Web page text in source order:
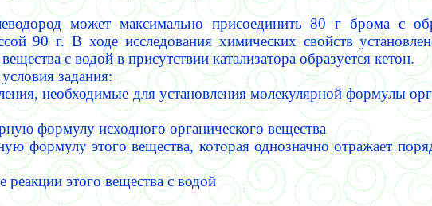
может максимально присоединить 80 г брома с
90 г.В ходе исследования химических свойств
с водой в присутствии катализатора образуется кетон.
задания:
необходимые для установления молекулярной формулы
формулу исходного органического вещества
формулу этого вещества, которая однозначно отражает
реакции этого вещества с водой